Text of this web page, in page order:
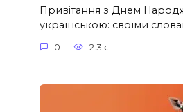
Привітання з Днем
українською: своїми
0 2.3к.